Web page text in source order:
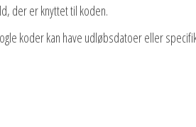
der er knyttet til koden.
koder kan have udløbsdatoer eller